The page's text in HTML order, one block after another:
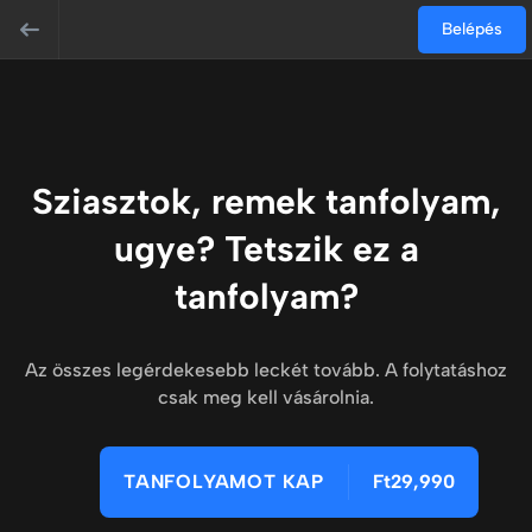
Belépés
Sziasztok, remek tanfolyam,
ugye? Tetszik ez a
tanfolyam?
Az összes legérdekesebb leckét tovább. A folytatáshoz
csak meg kell vásárolnia.
TANFOLYAMOT KAP Ft29,990